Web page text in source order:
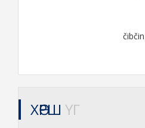
čibčin
ХӨРШ ҮГ